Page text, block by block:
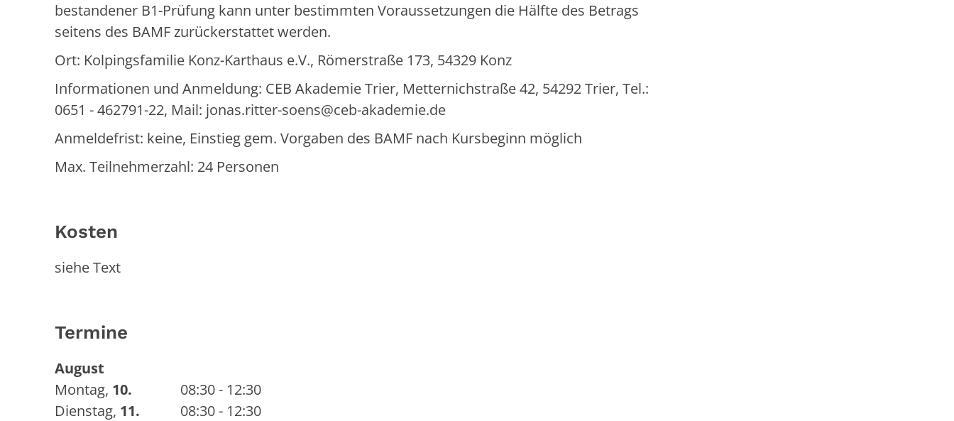
bestandener B1-Prüfung kann unter bestimmten Voraussetzungen die Hälfte des Betrags
seitens des BAMF zurückerstattet werden.
Ort: Kolpingsfamilie Konz-Karthaus e.V., Römerstraße 173, 54329 Konz
Informationen und Anmeldung: CEB Akademie Trier, Metternichstraße 42, 54292 Trier, Tel.:
0651 - 462791-22, Mail: jonas.ritter-soens@ceb-akademie.de
Anmeldefrist: keine, Einstieg gem. Vorgaben des BAMF nach Kursbeginn möglich
Max. Teilnehmerzahl: 24 Personen
Kosten
siehe Text
Termine
August
Montag, 10.
08:30 - 12:30
Dienstag, 11.
08:30 - 12:30